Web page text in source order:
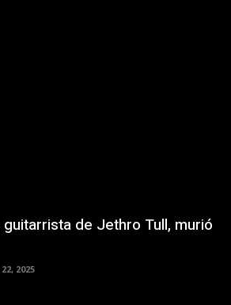
de Jethro Tull, murió
2025